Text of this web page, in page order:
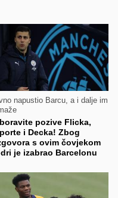
napustio Barcu, a i dalje im
pozive Flicka,
i Decka! Zbog
s ovim čovjekom
je izabrao Barcelonu